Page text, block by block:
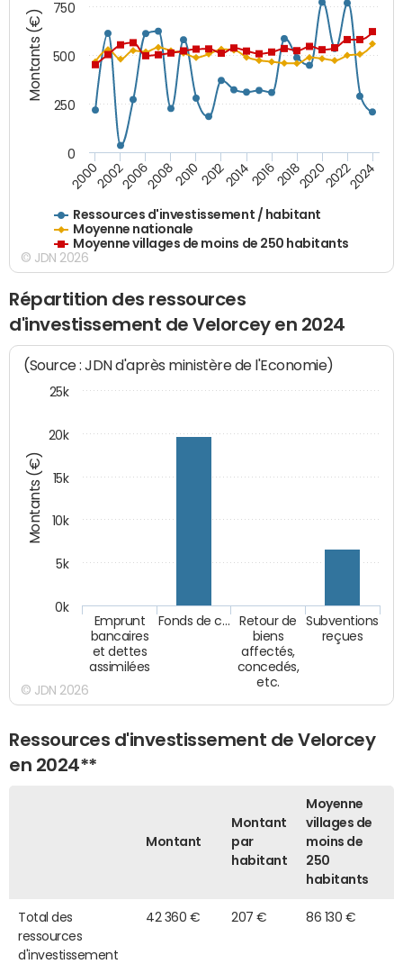
Montants (€)
Ressources d'investissement / habitant
Moyenne nationale
Moyenne villages de moins de 250 habitants
200020022006200820102012201420162018202020222024
0
250
500
750
© JDN 2026
Répartition des ressources
d'investissement de Velorcey en 2024
Montants (€)
(Source : JDN d'après ministère de l'Economie)
Emprunt
bancaires
et dettes
assimilées
Fonds de c…
Retour de
biens
affectés,
concedés,
etc.
Subventions
reçues
0k
5k
10k
15k
20k
25k
© JDN 2026
Ressources d'investissement de Velorcey
en 2024**
Montant
Montant
par
habitant
Moyenne
villages de
moins de
250
habitants
Total des
ressources
d'investissement
42 360 € 207 € 86 130 €